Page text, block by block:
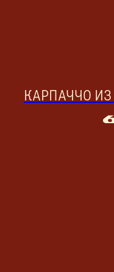
КАРПАЧЧО